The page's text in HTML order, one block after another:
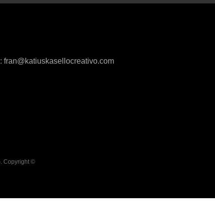
fran@katiuskasellocreativo.com
Copyright ©